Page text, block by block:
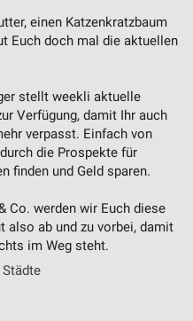
einen Katzenkratzbaum
Euch doch mal die aktuellen
stellt weekli aktuelle
Verfügung, damit Ihr auch
verpasst. Einfach von
die Prospekte für
finden und Geld sparen.
Co. werden wir Euch diese
also ab und zu vorbei, damit
im Weg steht.
Angebote